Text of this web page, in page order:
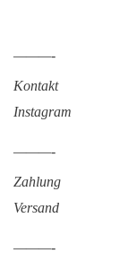
———-
Kontakt
Instagram
———-
Zahlung
Versand
———-